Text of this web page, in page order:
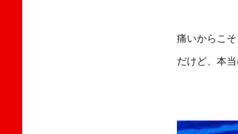
痛いからこ
だけど、本